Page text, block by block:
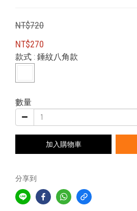
NT$720
NT$270
款式 : 錘紋八角款
數量
加入購物車
分享到